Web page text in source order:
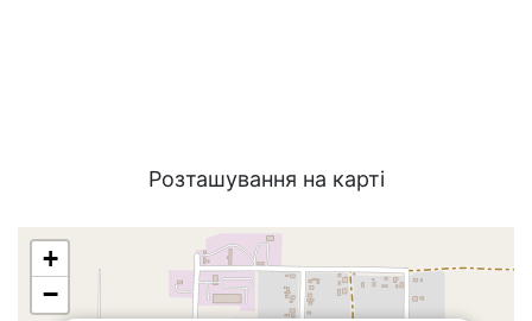
Розташування на карті
+
−